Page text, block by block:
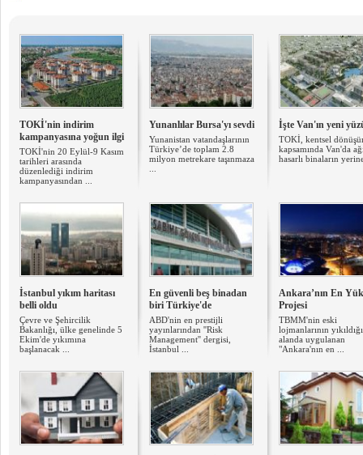
TOKİ'nin indirim
kampanyasına yoğun ilgi
TOKİ'nin 20 Eylül-9 Kasım
tarihleri arasında
düzenlediği indirim
kampanyasından ...
Yunanlılar Bursa'yı sevdi
Yunanistan vatandaşlarının
Türkiye’de toplam 2.8
milyon metrekare taşınmaza
İşte Van'ın yeni
TOKİ, kentsel
kapsamında Van'da
hasarlı binaların
İstanbul yıkım haritası
belli oldu
Çevre ve Şehircilik
Bakanlığı, ülke genelinde 5
Ekim'de yıkımına
başlanacak ...
En güvenli beş binadan
biri Türkiye'de
ABD'nin en prestijli
yayınlarından ''Risk
Management'' dergisi,
İstanbul ...
Ankara’nın En
Projesi
TBMM'nin eski
lojmanlarının yıkıldığı
alanda uygulanan
"Ankara'nın en ...